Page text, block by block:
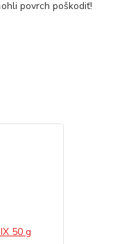
povrch poškodiť!